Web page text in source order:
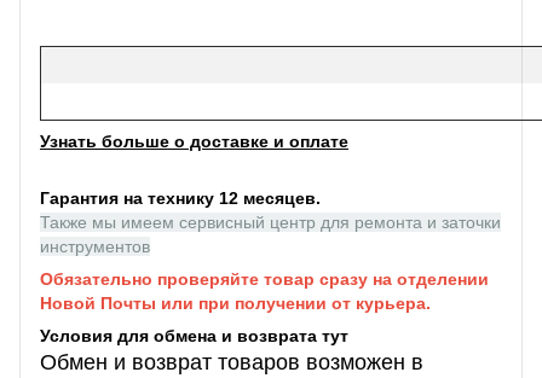
Узнать больше о доставке и оплате
Гарантия на технику 12 месяцев.
Также мы имеем сервисный центр для ремонта и заточки
инструментов
Обязательно проверяйте товар сразу на отделении
Новой Почты или при получении от курьера.
Условия для обмена и возврата тут
Обмен и возврат товаров возможен в